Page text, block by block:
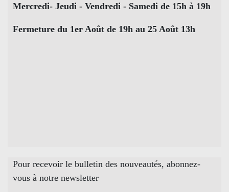
Mercredi- Jeudi - Vendredi - Samedi de 15h à 19h
Fermeture du 1er Août de 19h au 25 Août 13h
Pour recevoir le bulletin des nouveautés, abonnez-
vous à notre newsletter